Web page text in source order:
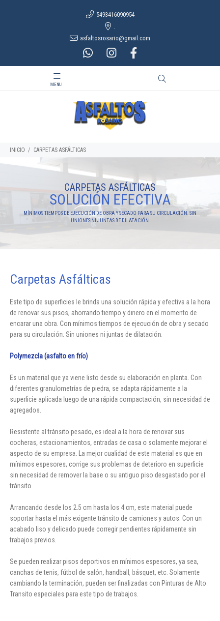
5493416090954
.
asfaltosrosario@gmail.com
INICIO CARPETAS ASFÁLTICAS
CARPETAS ASFÁLTICAS
SOLUCIÓN EFECTIVA
MÍNIMOS TIEMPOS DE EJECUCIÓN DE OBRA Y SECADO PARA SU CIRCULACIÓN. SIN
UNIONES NI JUNTAS DE DILATACIÓN
Carpetas Asfálticas
Este tipo de superficies le brinda una solución rápida y efectiva a la hora
de renovar sus pisos, ahorrando tiempo y dinero en el momento de
encarar una obra. Con mínimos tiempos de ejecución de obra y secado
para su circulación. Sin uniones ni juntas de dilatación.
Polymezcla (asfalto en frío)
Es un material que ya viene listo desde su elaboración en planta. Con
diferentes granulometrías de piedra, se adapta rápidamente a la
superficie aplicada luego de una rápida compactación, sin necesidad de
agregados.
Resistente al tránsito pesado, es ideal a la hora de renovar sus
cocheras, estacionamientos, entradas de casa o solamente mejorar el
aspecto de su empresa. La mejor cualidad de este material es que en
mínimos espesores, corrige sus problemas de deterioro en superficie
sin necesidad de remover la base o su antiguo piso desgastado por el
tránsito.
Arrancando desde los 2.5 cm hasta los 4 cm, este material puede
soportar hasta el más exigente tránsito de camiones y autos. Con un
acabado liso y delicado puede corregir pendientes rápidamente sin
trabajos previos.
Se pueden realizar pisos deportivos en mínimos espesores, ya sea,
canchas de tenis, fútbol de salón, handball, básquet, etc. Solamente
cambiando la terminación, pueden ser finalizadas con Pinturas de Alto
Transito especiales para este tipo de trabajos.